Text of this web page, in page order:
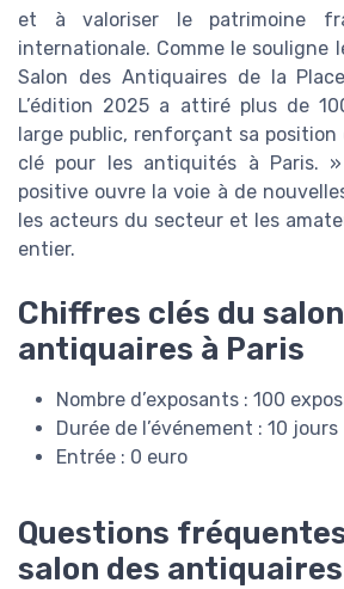
et à valoriser le patrimoine
internationale. Comme le souligne
Salon des Antiquaires de la
L’édition 2025 a attiré plus de
large public, renforçant sa position
clé pour les antiquités à Paris.
positive ouvre la voie à de
les acteurs du secteur et les
entier.
Chiffres clés du
antiquaires à Paris
Nombre d’exposants : 100
Durée de l’événement : 10 jours
Entrée : 0 euro
Questions
salon des